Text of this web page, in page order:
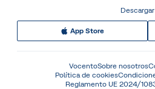
App Store
VocentoSobre nosotros
Política de cookies
Reglamento UE 2024/